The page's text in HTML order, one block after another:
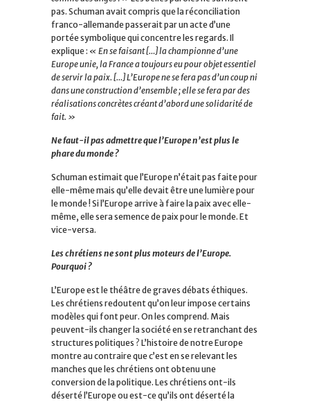
pas. Schuman avait compris que la réconciliation
franco-allemande passerait par un acte d’une
portée symbolique qui concentre les regards. Il
explique : « En se faisant […] la championne d’une
Europe unie, la France a toujours eu pour objet essentiel
de servir la paix. […] L’Europe ne se fera pas d’un coup ni
dans une construction d’ensemble ; elle se fera par des
réalisations concrètes créant d’abord une solidarité de
fait. »
Ne faut-il pas admettre que l’Europe n’est plus le
phare du monde ?
Schuman estimait que l’Europe n’était pas faite pour
elle-même mais qu’elle devait être une lumière pour
le monde ! Si l’Europe arrive à faire la paix avec elle-
même, elle sera semence de paix pour le monde. Et
vice-versa.
Les chrétiens ne sont plus moteurs de l’Europe.
Pourquoi ?
L’Europe est le théâtre de graves débats éthiques.
Les chrétiens redoutent qu’on leur impose certains
modèles qui font peur. On les comprend. Mais
peuvent-ils changer la société en se retranchant des
structures politiques ? L’histoire de notre Europe
montre au contraire que c’est en se relevant les
manches que les chrétiens ont obtenu une
conversion de la politique. Les chrétiens ont-ils
déserté l’Europe ou est-ce qu’ils ont déserté la